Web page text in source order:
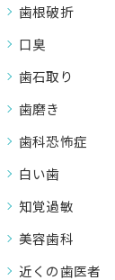
歯根破折
口臭
歯石取り
歯磨き
歯科恐怖症
白い歯
知覚過敏
美容歯科
近くの歯医者